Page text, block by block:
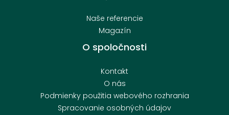
Naše referencie
Magazín
O spoločnosti
Kontakt
O nás
Podmienky použitia webového rozhrania
Spracovanie osobných údajov